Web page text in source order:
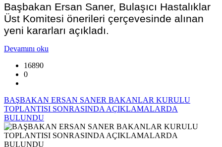
Başbakan Ersan Saner, Bulaşıcı Hastalıklar
Üst Komitesi önerileri çerçevesinde alınan
yeni kararları açıkladı.
Devamını oku
16890
0
BAŞBAKAN ERSAN SANER BAKANLAR KURULU
TOPLANTISI SONRASINDA AÇIKLAMALARDA
BULUNDU